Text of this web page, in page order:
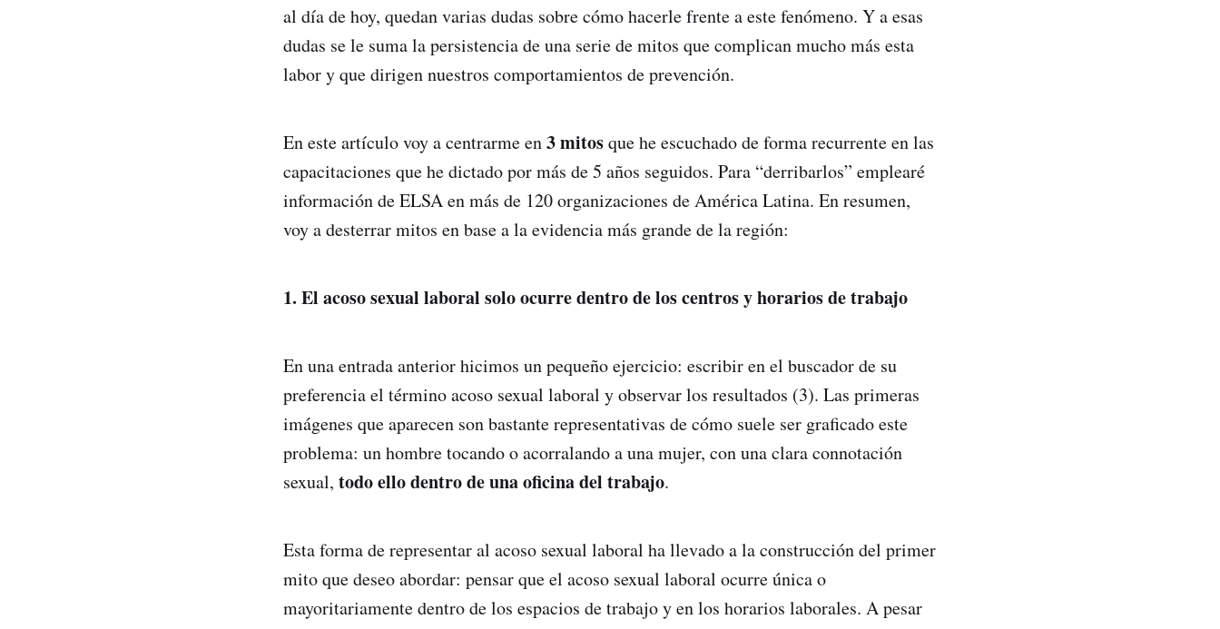
al día de hoy, quedan varias dudas sobre cómo hacerle frente a este fenómeno. Y a esas
dudas se le suma la persistencia de una serie de mitos que complican mucho más esta
labor y que dirigen nuestros comportamientos de prevención.
En este artículo voy a centrarme en3 mitosque he escuchado de forma recurrente en las
capacitaciones que he dictado por más de 5 años seguidos. Para “derribarlos” emplearé
información de ELSA en más de 120 organizaciones de América Latina. En resumen,
voy a desterrar mitos en base a la evidencia más grande de la región:
1. El acoso sexual laboral solo ocurre dentro de los centros y horarios de trabajo
En una entrada anterior hicimos un pequeño ejercicio: escribir en el buscador de su
preferencia el término acoso sexual laboral y observar los resultados (3). Las primeras
imágenes que aparecen son bastante representativas de cómo suele ser graficado este
problema: un hombre tocando o acorralando a una mujer, con una clara connotación
sexual, todo ello dentro de una oficina del trabajo.
Esta forma de representar al acoso sexual laboral ha llevado a la construcción del primer
mito que deseo abordar: pensar que el acoso sexual laboral ocurre única o
mayoritariamente dentro de los espacios de trabajo y en los horarios laborales. A pesar